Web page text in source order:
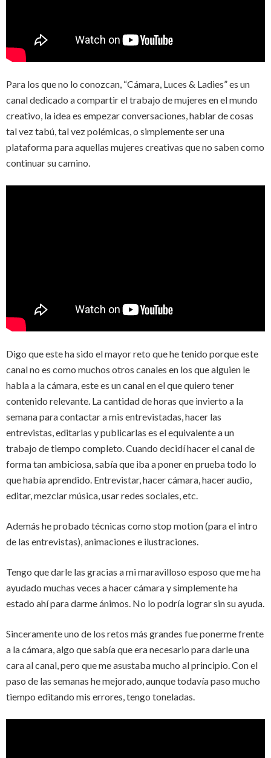
Para los que no lo conozcan, “Cámara, Luces & Ladies” es un
canal dedicado a compartir el trabajo de mujeres en el mundo
creativo, la idea es empezar conversaciones, hablar de cosas
tal vez tabú, tal vez polémicas, o simplemente ser una
plataforma para aquellas mujeres creativas que no saben como
continuar su camino.
Digo que este ha sido el mayor reto que he tenido porque este
canal no es como muchos otros canales en los que alguien le
habla a la cámara, este es un canal en el que quiero tener
contenido relevante. La cantidad de horas que invierto a la
semana para contactar a mis entrevistadas, hacer las
entrevistas, editarlas y publicarlas es el equivalente a un
trabajo de tiempo completo. Cuando decidí hacer el canal de
forma tan ambiciosa, sabía que iba a poner en prueba todo lo
que había aprendido. Entrevistar, hacer cámara, hacer audio,
editar, mezclar música, usar redes sociales, etc.
Además he probado técnicas como stop motion (para el intro
de las entrevistas), animaciones e ilustraciones.
Tengo que darle las gracias a mi maravilloso esposo que me ha
ayudado muchas veces a hacer cámara y simplemente ha
estado ahí para darme ánimos. No lo podría lograr sin su ayuda.
Sinceramente uno de los retos más grandes fue ponerme frente
a la cámara, algo que sabía que era necesario para darle una
cara al canal, pero que me asustaba mucho al principio. Con el
paso de las semanas he mejorado, aunque todavía paso mucho
tiempo editando mis errores, tengo toneladas.